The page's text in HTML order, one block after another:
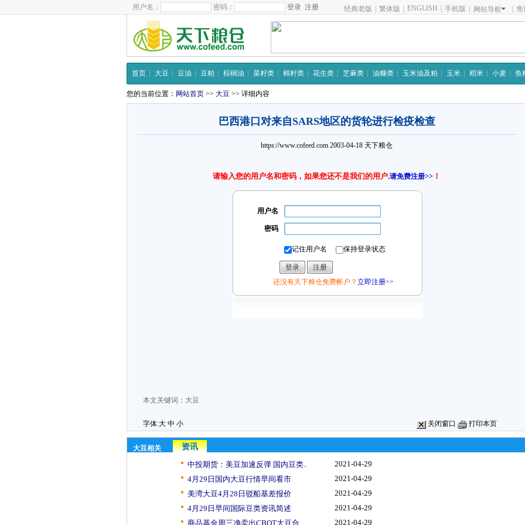
用户名： 密码： 注册 经典老版 繁体版 ENGLISH 手机版 网站导航 免
首页 大豆 豆油 豆粕 棕榈油 菜籽类 棉籽类 花生类 芝麻类 油糠类 玉米油及粕 玉米 稻米 小麦 鱼
您的当前位置： 网站首页 >> 大豆 >> 详细内容
巴西港口对来自SARS地区的货轮进行检疫检查
https://www.cofeed.com 2003-04-18 天下粮仓
请输入您的用户名和密码，如果您还不是我们的用户,请免费注册>> ！
用户名
密码
记住用户名 保持登录状态
还没有天下粮仓免费帐户？ 立即注册>>
本文关键词： 大豆
字体:大 中 小 关闭窗口 打印本页
大豆相关
资讯
中投期货：美豆加速反弹 国内豆类..
2021-04-29
4月29日国内大豆行情早间看市
2021-04-29
美湾大豆4月28日驳船基差报价
2021-04-29
4月29日早间国际豆类资讯简述
2021-04-29
商品基金周三净卖出CBOT大豆合..
2021-04-29